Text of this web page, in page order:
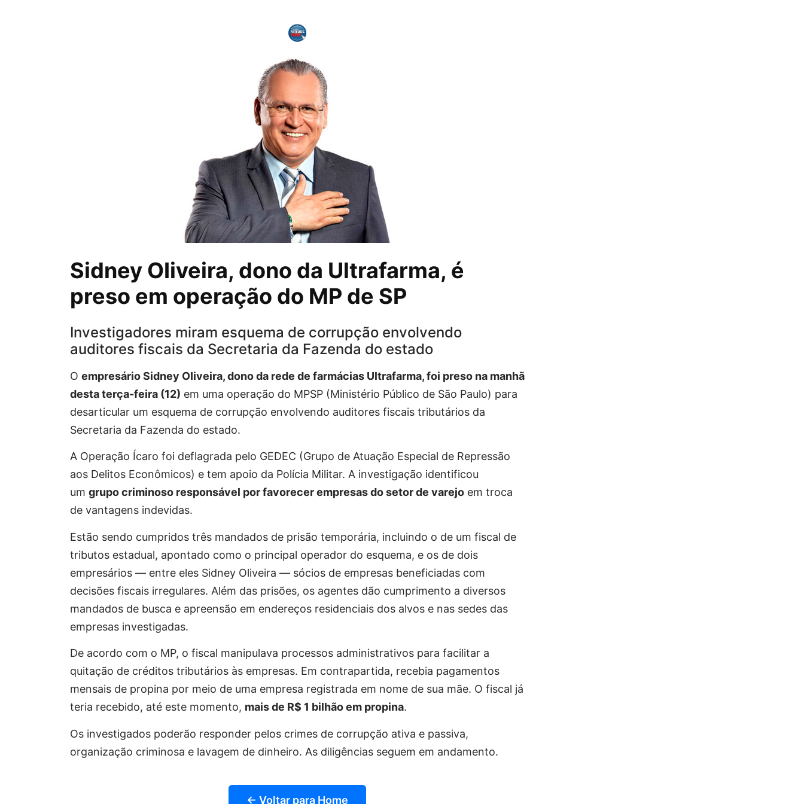
Sidney OIiveira, dono da Ultrafarma, é
preso em operação do MP de SP
Investigadores miram esquema de corrupção envolvendo
auditores fiscais da Secretaria da Fazenda do estado
O empresário Sidney OIiveira, dono da rede de farmácias Ultrafarma, foi preso na manhã
desta terça-feira (12) em uma operação do MPSP (Ministério Público de São Paulo) para
desarticular um esquema de corrupção envolvendo auditores fiscais tributários da
Secretaria da Fazenda do estado.
A Operação Ícaro foi deflagrada pelo GEDEC (Grupo de Atuação Especial de Repressão
aos Delitos Econômicos) e tem apoio da Polícia Militar. A investigação identificou
um grupo criminoso responsável por favorecer empresas do setor de varejo em troca
de vantagens indevidas.
Estão sendo cumpridos três mandados de prisão temporária, incluindo o de um fiscal de
tributos estadual, apontado como o principal operador do esquema, e os de dois
empresários — entre eles Sidney Oliveira — sócios de empresas beneficiadas com
decisões fiscais irregulares. Além das prisões, os agentes dão cumprimento a diversos
mandados de busca e apreensão em endereços residenciais dos alvos e nas sedes das
empresas investigadas.
De acordo com o MP, o fiscal manipulava processos administrativos para facilitar a
quitação de créditos tributários às empresas. Em contrapartida, recebia pagamentos
mensais de propina por meio de uma empresa registrada em nome de sua mãe. O fiscal já
teria recebido, até este momento, mais de R$ 1 bilhão em propina.
Os investigados poderão responder pelos crimes de corrupção ativa e passiva,
organização criminosa e lavagem de dinheiro. As diligências seguem em andamento.
← Voltar para Home